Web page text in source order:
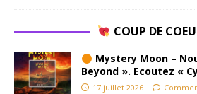
COUP DE
Mystery Moon –
Beyond ». Ecoutez «
17 juillet 2026